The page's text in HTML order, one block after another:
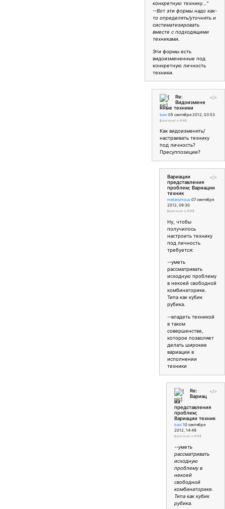
конкретную технику..."
--Вот эти формы надо как-
то определять/уточнять и
систематизировать
вместе с подходящими
техниками.
Эти формы есть
видоизмененные под
конкретную личность
техники.
</>
Re:
Видоизмене
нные техники
bavi 05 сентября 2012, 03:53
(оригинал в ЖЖ)
Как видоизменять/
настраивать технику
под личность?
Пресуппозиции?
</>
Вариации
представления
проблем; Вариации
техник
metanymous 07 сентября
2012, 09:30
(оригинал в ЖЖ)
Ну, чтобы
получилось
настроить технику
под личность
требуется:
--уметь
рассматривать
исходную проблему
в некоей свободной
комбинаторике.
Типа как кубик
рубика.
--владеть техникой
в таком
совершенстве,
которое позволяет
делать широкие
вариации в
исполнении
техники
</>
Re:
Вариац
ии
представления
проблем;
Вариации техник
bavi 10 сентября
2012, 14:49
(оригинал в ЖЖ)
--уметь
рассматривать
исходную
проблему в
некоей
свободной
комбинаторике.
Типа как кубик
рубика.